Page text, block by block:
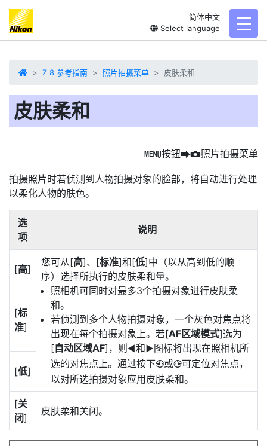
简体中文
Select language
Z 8 参考指南 照片拍摄菜单 皮肤柔和
皮肤柔和
G按钮UC照片拍摄菜单
拍摄照片时若侦测到人物拍摄对象的脸部，将自动进行处理
以柔化人物的肤色。
选
项
说明
[高]
您可从[高]、[标准]和[低]中（以从高到低的顺
序）选择所执行的皮肤柔和量。
照相机可同时对最多3个拍摄对象进行皮肤柔
和。
若侦测到多个人物拍摄对象，一个灰色对焦点将
出现在每个拍摄对象上。若[AF区域模式]选为
[自动区域AF]，则 H 和 F图标将出现在照相机所
选的对焦点上。通过按下4或2可定位对焦点，
以对所选拍摄对象应用皮肤柔和。
[标
准]
[低]
[关
闭]
皮肤柔和关闭。